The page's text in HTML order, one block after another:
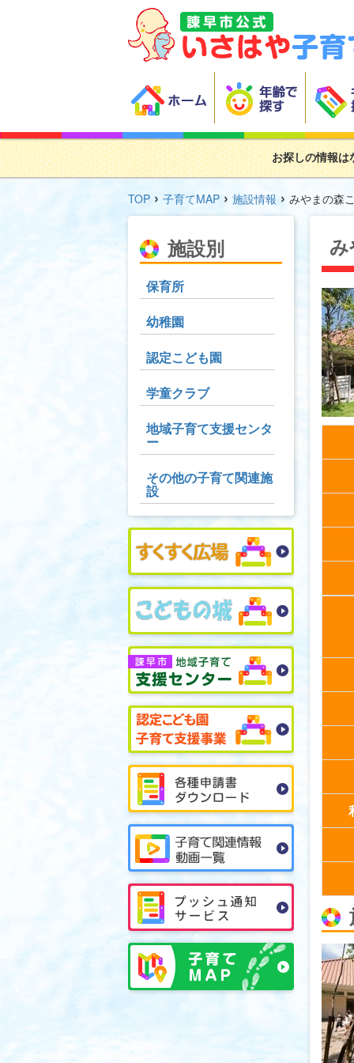
お探しの情報は
TOP › 子育てMAP › 施設情報 › みやまの森
施設別
保育所
幼稚園
認定こども園
学童クラブ
地域子育て支援センタ
ー
その他の子育て関連施
設